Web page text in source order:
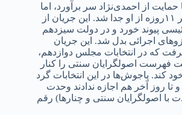
که در دهه ۸۰ با حمایت از احمدی‌نژاد سر برآورد‌، اما
پس از خانه‌نشینی و قهر ۱۱‌روزه از او جدا شد‌. این جریان از
رئیسی پیوند خورد‌ و در دولت سیزدهم
اجرائی بدل شد‌. این جریان
که در انتخابات مجلس دوازدهم،
فهرست اصولگرایان سنتی را کنار
کند. پاجوش‌ها در این انتخابات گرد
تا روز آخر هم اجازه ندادند وحدت
با اصولگرایان سنتی و چنارها) رقم